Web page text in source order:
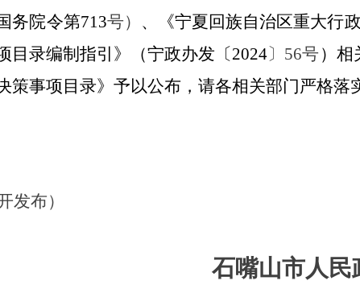
务院令第713号） 、《宁夏回族自治区重大行
目录编制指引》（宁政办发〔2024〕56号） 相
策事项目录》予以公布，请各相关部门严格落
布）
石嘴山市人民